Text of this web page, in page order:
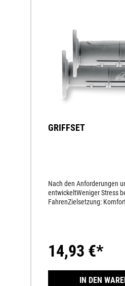
GRIFFSET
Nach den Anforderungen
entwickeltWeniger Stress
FahrenZielsetzung:
weich
14,93 €*
IN DEN